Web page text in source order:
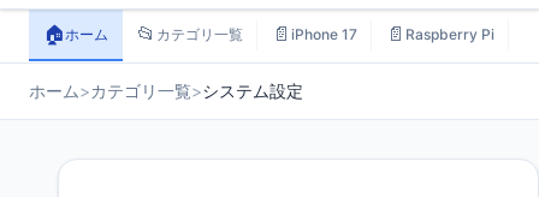
🏠ホーム 📂 カテゴリ一覧 📄 iPhone 17 📄 Raspberry Pi
ホーム>カテゴリ一覧>システム設定